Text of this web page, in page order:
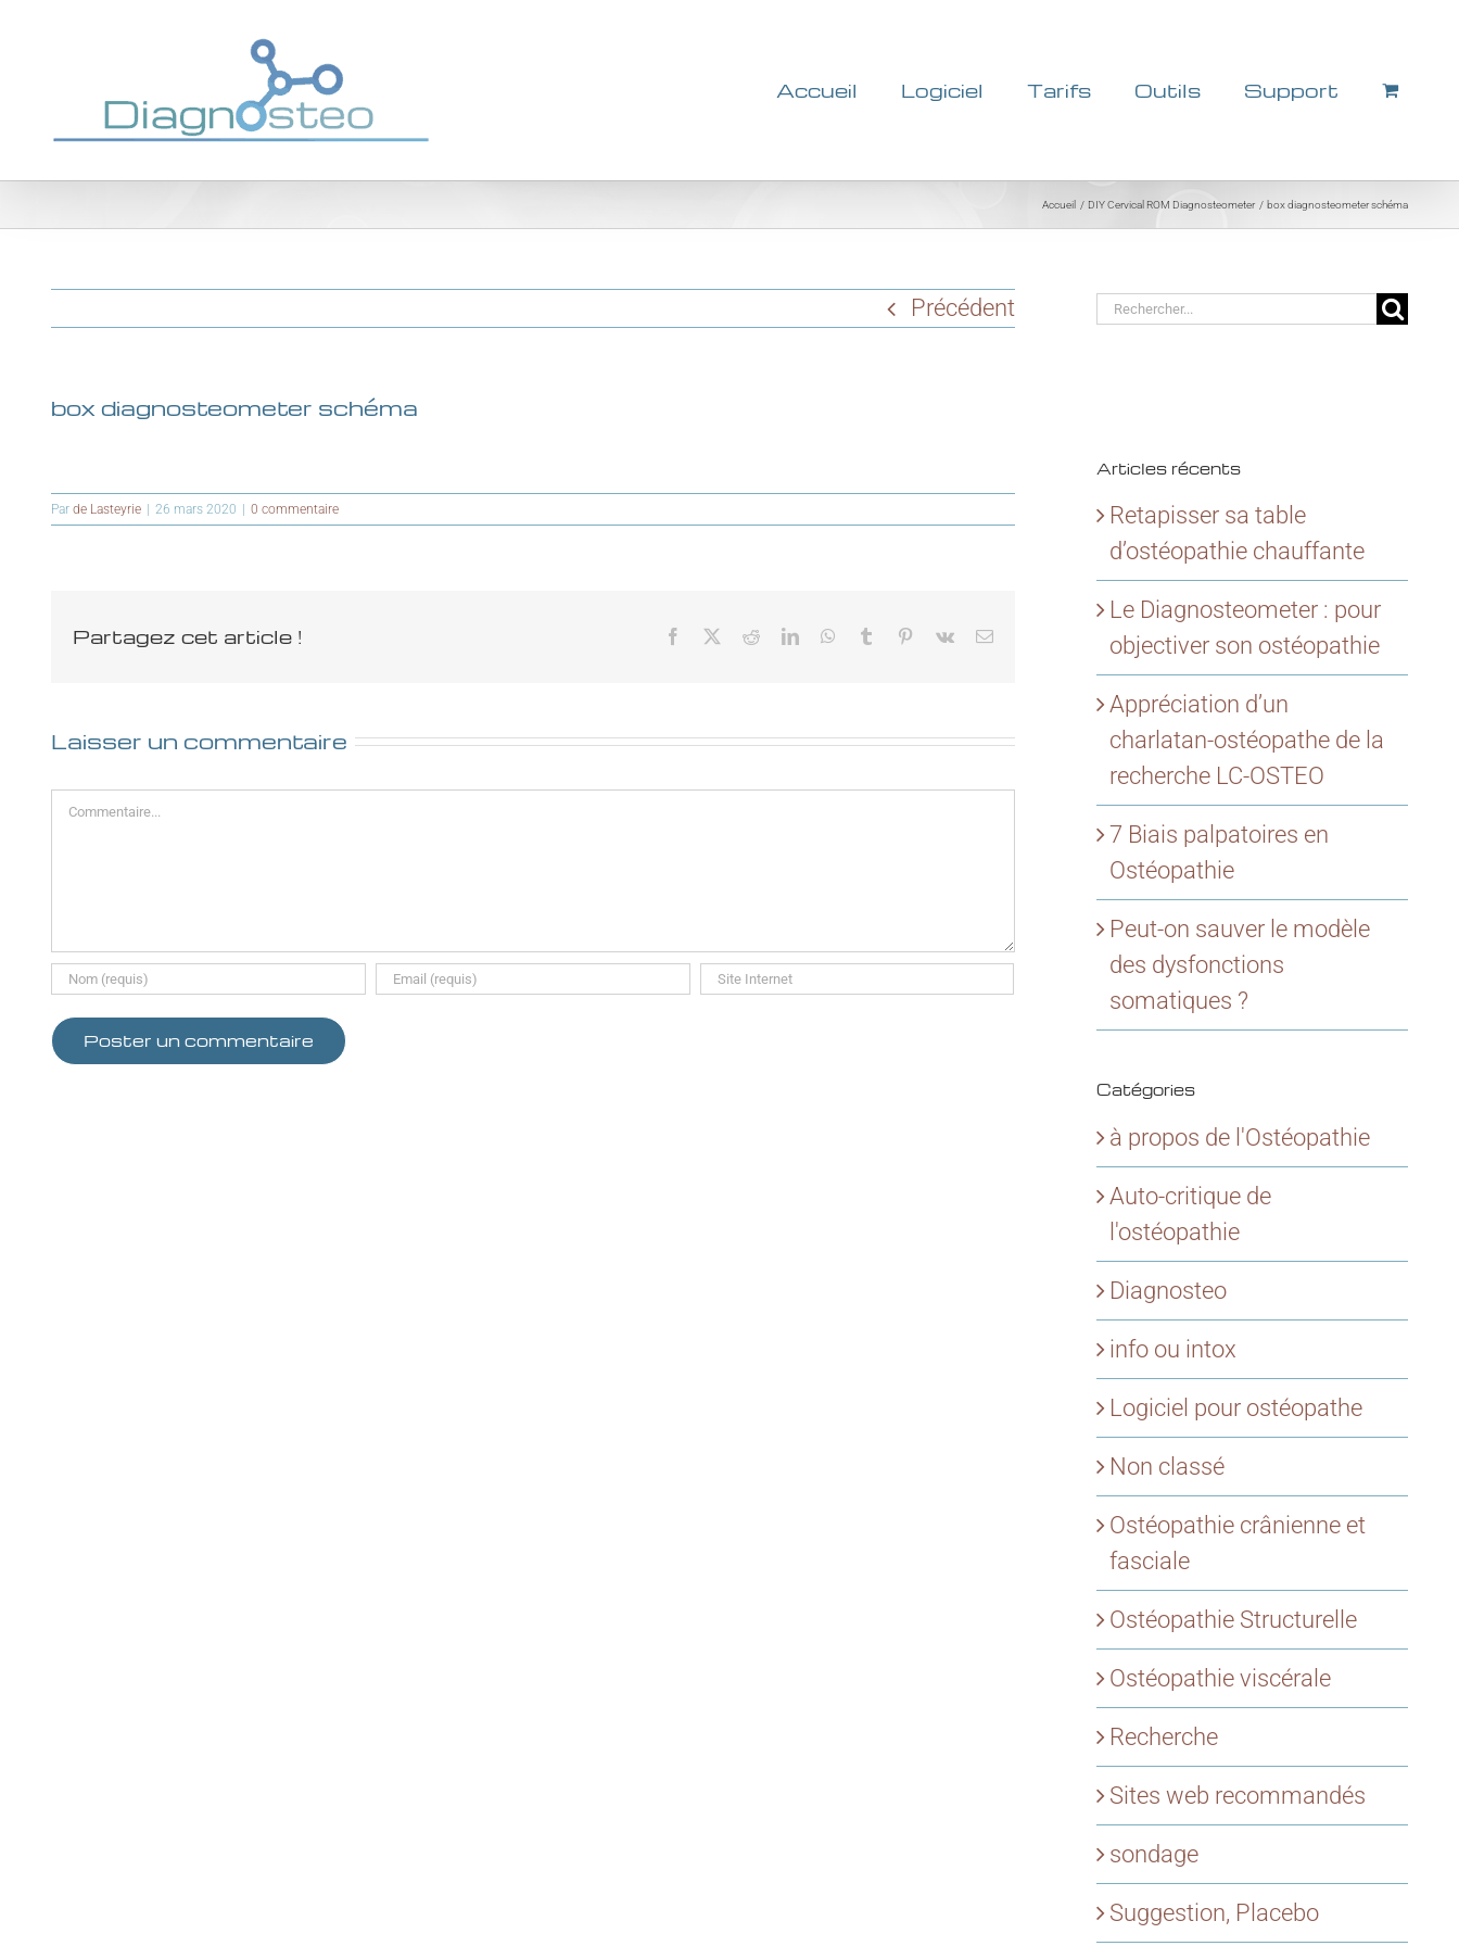
Accueil Logiciel Tarifs Outils Support
Accueil DIY Cervical ROM Diagnosteometer box diagnosteometer schéma
Précédent
box diagnosteometer schéma
Par de Lasteyrie 26 mars 2020 0 commentaire
Partagez cet article ! Facebook RedditLinkedInWhatsApp
Tumblr Pinterest
Vk Email
Laisser un commentaire
Commentaire
Rechercher:
Articles récents
Retapisser sa table
d’ostéopathie chauffante
Le Diagnosteometer : pour
objectiver son ostéopathie
Appréciation d’un
charlatan-ostéopathe de la
recherche LC-OSTEO
7 Biais palpatoires en
Ostéopathie
Peut-on sauver le modèle
des dysfonctions
somatiques ?
Catégories
à propos de l'Ostéopathie
Auto-critique de
l'ostéopathie
Diagnosteo
info ou intox
Logiciel pour ostéopathe
Non classé
Ostéopathie crânienne et
fasciale
Ostéopathie Structurelle
Ostéopathie viscérale
Recherche
Sites web recommandés
sondage
Suggestion, Placebo